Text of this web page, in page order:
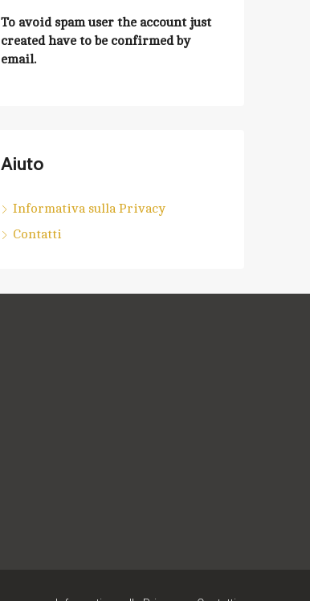
To avoid spam user the account just
created have to be confirmed by
email.
Aiuto
Informativa sulla Privacy
Contatti